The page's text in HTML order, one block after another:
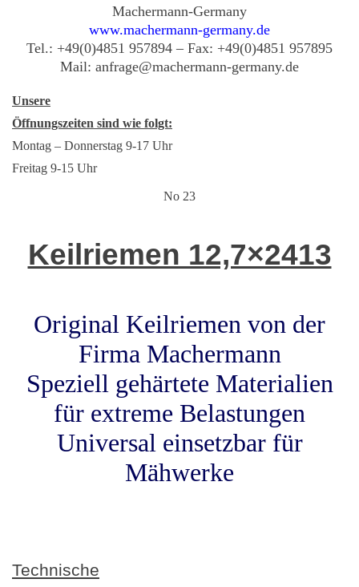
Machermann-Germany
www.machermann-germany.de
Tel.: +49(0)4851 957894 – Fax: +49(0)4851 957895
Mail: anfrage@machermann-germany.de
Unsere
Öffnungszeiten sind wie folgt:
Montag – Donnerstag 9-17 Uhr
Freitag 9-15 Uhr
No 23
Keilriemen 12,7×2413
Original Keilriemen von der
Firma Machermann
Speziell gehärtete Materialien
für extreme Belastungen
Universal einsetzbar für
Mähwerke
Technische